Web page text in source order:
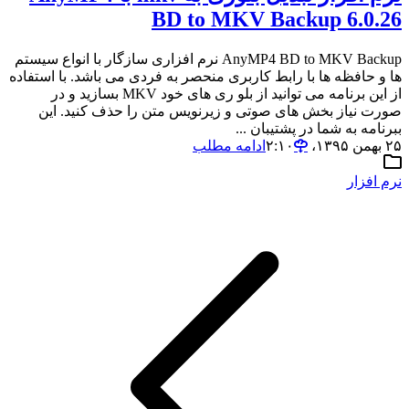
BD to MKV Backup 6.0.26
AnyMP4 BD to MKV Backup نرم افزاری سازگار با انواع سیستم
ها و حافظه ها با رابط کاربری منحصر به فردی می باشد. با استفاده
از این برنامه می توانید از بلو ری های خود MKV بسازید و در
صورت نیاز بخش های صوتی و زیرنویس متن را حذف کنید. این
ببرنامه به شما در پشتیبان ...
۲۵ بهمن ۱۳۹۵،‏ ۲:۱۰
ادامه مطلب
نرم افزار